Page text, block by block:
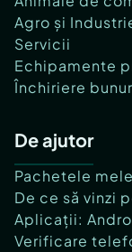
Agro și
Servicii
Echipamente
Închiriere
De ajutor
Pachetele mele
De ce să vinzi
Aplicații:
Verificare